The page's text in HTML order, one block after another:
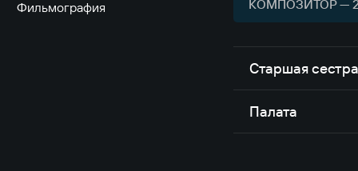
Фильмография КОМПОЗИТОР —
Старшая
Палата